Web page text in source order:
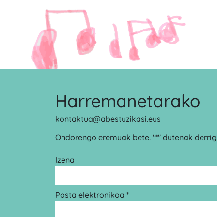
Harremanetarako
kontaktua@abestuzikasi.eus
Ondorengo eremuak bete. "*" dutenak
Izena
Posta elektronikoa *